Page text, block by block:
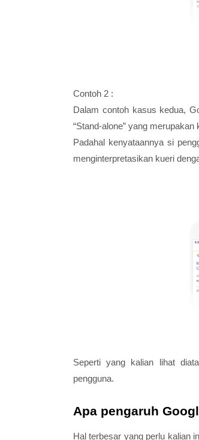
Contoh 2 :
Dalam contoh kasus kedua,
“Stand-alone” yang
Padahal kenyataannya si
menginterpretasikan kueri
Seperti yang kalian lihat
pengguna.
Apa pengaruh
Hal terbesar yang perlu kalian